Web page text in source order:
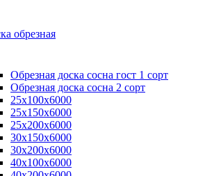
обрезная
Обрезная доска сосна гост 1 сорт
Обрезная доска сосна 2 сорт
25х100х6000
25х150х6000
25х200х6000
30х150х6000
30х200х6000
40х100х6000